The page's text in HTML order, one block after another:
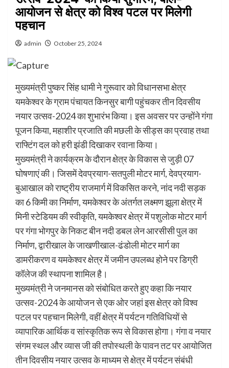
आयोजन से क्षेत्र को विश्व पटल पर मिलेगी
पहचान
admin October 25, 2024
मुख्यमंत्री पुष्कर सिंह धामी ने गुरूवार को विधानसभा क्षेत्र
यमकेश्वर के ग्राम पंचायत किनसुर बागी पहुंचकर तीन दिवसीय
नयार उत्सव-2024 का शुभारंभ किया। इस अवसर पर उन्होंने गंगा
पूजन किया, महाशीर प्रजाति की मछली के सीड्स का प्रवाह तथा
राफ्टिंग दल को हरी झंडी दिखाकर रवाना किया।
मुख्यमंत्री ने कार्यक्रम के दौरान क्षेत्र के विकास से जुड़ी 07
घोषणाएं की। जिसमें देवप्रयाग-सतपुली मोटर मार्ग, देवप्रयाग-
बुआखाल को राष्ट्रीय राजमार्ग में विकसित करने, नांद नदी सड़क
का 6 किमी का निर्माण, यमकेश्वर के अंतर्गत लक्ष्मण झूला क्षेत्र में
मिनी स्टेडियम की स्वीकृति, यमकेश्वर क्षेत्र में पशुलोक मोटर मार्ग
पर गंगा भोगपुर के निकट बीन नदी डबल लेन आरसीसी पुल का
निर्माण, द्वारीखाल के जाखणीखाल-ढंडोली मोटर मार्ग का
डामरीकरण व यमकेश्वर क्षेत्र में जमीन उपलब्ध होने पर डिग्री
कॉलेज की स्थापना शामिल है।
मुख्यमंत्री ने जनमानस को संबोधित करते हुए कहा कि नयार
उत्सव-2024 के आयोजन से एक ओर जहां इस क्षेत्र को विश्व
पटल पर पहचान मिलेगी, वहीं क्षेत्र में पर्यटन गतिविधियों से
व्यापारिक आर्थिक व सांस्कृतिक रूप से विकास होगा। गंगा व नयार
संगम स्थल और व्यास जी की तपोस्थली के पावन तट पर आयोजित
तीन दिवसीय नयार उत्सव के माध्यम से क्षेत्र में पर्यटन संबंधी